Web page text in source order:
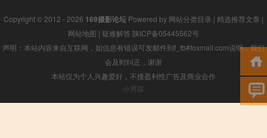
Copyright © 2012 - 2026 169摄影论坛 Powered by 网站分类目录 | 精选推荐文章 |
网站地图 | 疑难解答 陕ICP备05445562号
声明：本站内容来自互联网，如信息有错误可发邮件到f_fb#foxmail.com说明，我们
会及时纠正，谢谢
本站仅为个人兴趣爱好，不接盈利性广告及商业合作
小男孩